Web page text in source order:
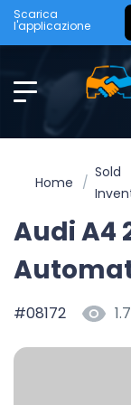
Scarica
l'applicazione
Home
Sold
Audi A4
#08172